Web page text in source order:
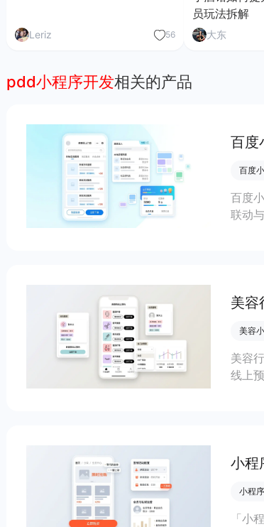
Leriz 56
员玩法拆解
大东
pdd小程序开发相关的产品
百度
百度
百度
联动
美容
美容
美容
线上
小程
小程
「小